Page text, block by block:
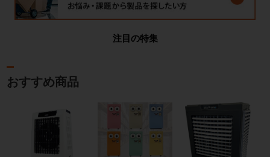
注目の特集
おすすめ商品